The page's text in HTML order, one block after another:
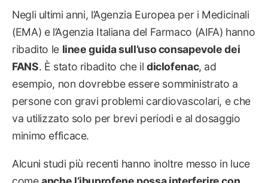
Negli ultimi anni, l’Agenzia Europea per i Medicinali
(EMA) e l’Agenzia Italiana del Farmaco (AIFA) hanno
ribadito le linee guida sull’uso consapevole dei
FANS. È stato ribadito che il diclofenac, ad
esempio, non dovrebbe essere somministrato a
persone con gravi problemi cardiovascolari, e che
va utilizzato solo per brevi periodi e al dosaggio
minimo efficace.
Alcuni studi più recenti hanno inoltre messo in luce